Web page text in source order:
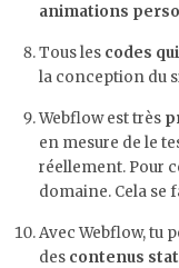
animations
Tous les codes
la conception du
Webflow est très
en mesure de le
réellement. Pour
domaine. Cela se
Avec Webflow, tu
des contenus